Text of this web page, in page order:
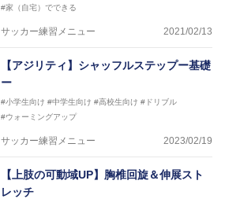
#家（自宅）でできる
サッカー練習メニュー 2021/02/13
【アジリティ】シャッフルステップー基礎
ー
#小学生向け #中学生向け #高校生向け #ドリブル
#ウォーミングアップ
サッカー練習メニュー 2023/02/19
【上肢の可動域UP】胸椎回旋＆伸展スト
レッチ